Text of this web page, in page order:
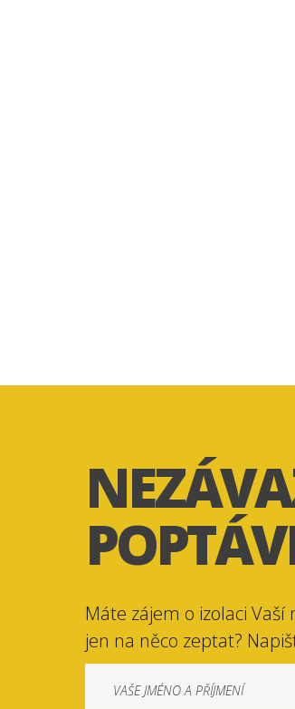
Máte zájem o izolaci
jen na něco zeptat?